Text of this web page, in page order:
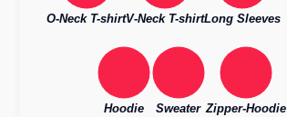
O-Neck T-shirtV-Neck T-shirtLong Sleeves
Hoodie Sweater Zipper-Hoodie